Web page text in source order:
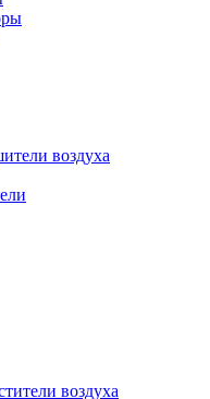
воздуха
воздуха